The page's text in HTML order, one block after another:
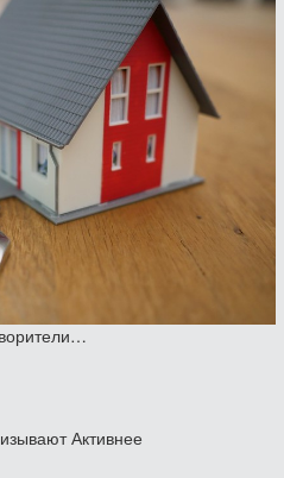
Активнее